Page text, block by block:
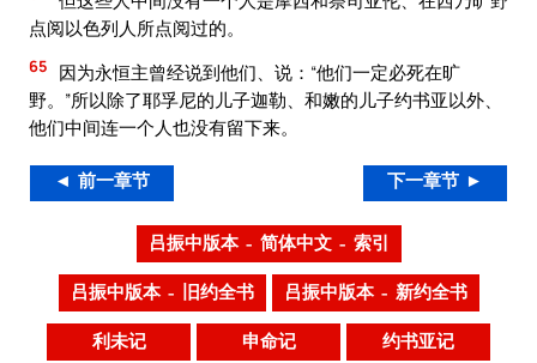
点阅以色列人所点阅过的。
65
因为永恒主曾经说到他们、说：“他们一定必死在旷
野。”所以除了耶孚尼的儿子迦勒、和嫩的儿子约书亚以外、
他们中间连一个人也没有留下来。
◄ 前一章节 下一章节 ►
吕振中版本 – 简体中文 – 索引
吕振中版本 – 旧约全书 吕振中版本 – 新约全书
利未记 申命记 约书亚记